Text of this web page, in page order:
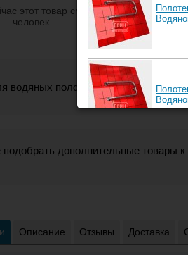
этот товар смотрят 14
человек.
водяных полотенцесушителей 1-1 у
подобрать дополнительные товары
Описание Отзывы Доставка